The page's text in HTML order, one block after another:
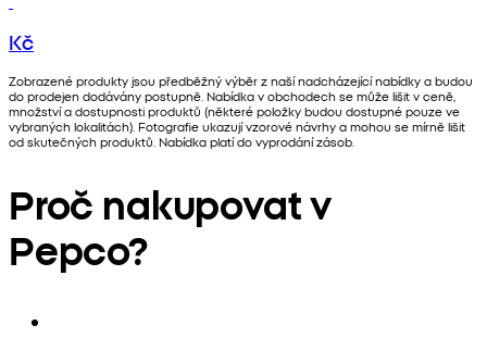
Kč
Zobrazené produkty jsou předběžný výběr z naší nadcházející nabídky a budou
do prodejen dodávány postupně. Nabídka v obchodech se může lišit v ceně,
množství a dostupnosti produktů (některé položky budou dostupné pouze ve
vybraných lokalitách). Fotografie ukazují vzorové návrhy a mohou se mírně lišit
od skutečných produktů. Nabídka platí do vyprodání zásob.
Proč nakupovat v
Pepco?